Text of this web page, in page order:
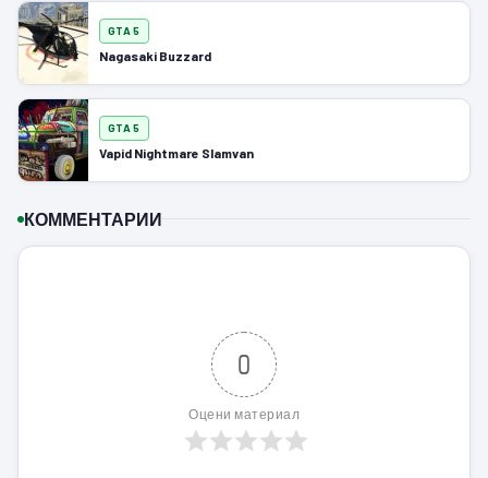
GTA 5
Nagasaki Buzzard
GTA 5
Vapid Nightmare Slamvan
КОММЕНТАРИИ
0
Оцени материал